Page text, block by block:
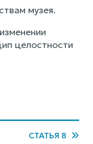
музея.
целостности
СТАТЬЯ 8